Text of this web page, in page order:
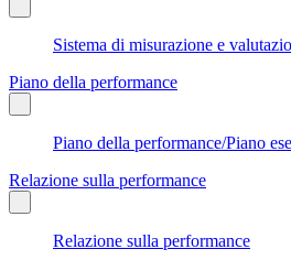
Sistema di misurazione e
Piano della performance
Piano della performance/Piano
Relazione sulla performance
Relazione sulla performance